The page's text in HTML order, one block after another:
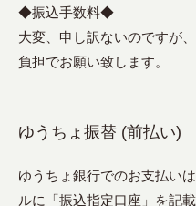
◆振込手数料◆
大変、申し訳ないのですが
負担でお願い致します。
ゆうちょ振替 (前払い)
ゆうちょ銀行でのお支払い
ルに「振込指定口座」を記